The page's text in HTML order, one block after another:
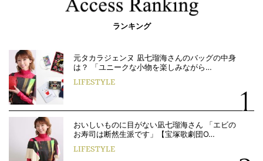
ランキング
元タカラジェンヌ 凪七瑠海さんのバッグの中身
は？ 「ユニークな小物を楽しみながら…
LIFESTYLE
おいしいものに目がない凪七瑠海さん 「エビの
お寿司は断然生派です」【宝塚歌劇団O…
LIFESTYLE